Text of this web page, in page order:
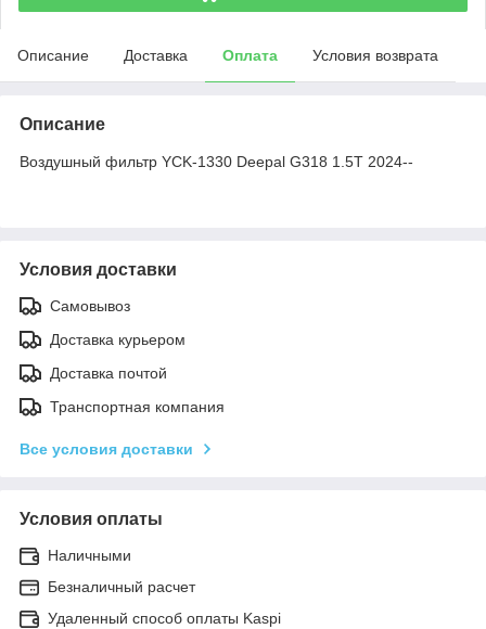
Описание Доставка Оплата Условия возврата
Описание
Воздушный фильтр YCK-1330 Deepal G318 1.5T 2024--
Условия доставки
Самовывоз
Доставка курьером
Доставка почтой
Транспортная компания
Все условия доставки
Условия оплаты
Наличными
Безналичный расчет
Удаленный способ оплаты Kaspi